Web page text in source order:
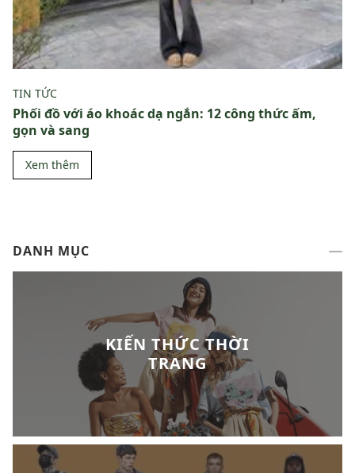
TIN TỨC
Phối đồ với áo khoác dạ ngắn: 12 công thức ấm,
gọn và sang
Xem thêm
DANH MỤC
KIẾN THỨC THỜI
TRANG